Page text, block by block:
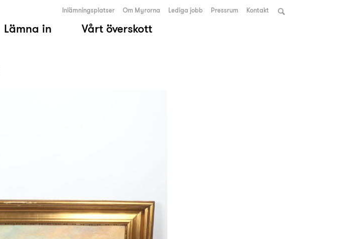
Lämna in Vårt överskott
Inlämningsplatser Om Myrorna Lediga jobb Pressrum Kontakt